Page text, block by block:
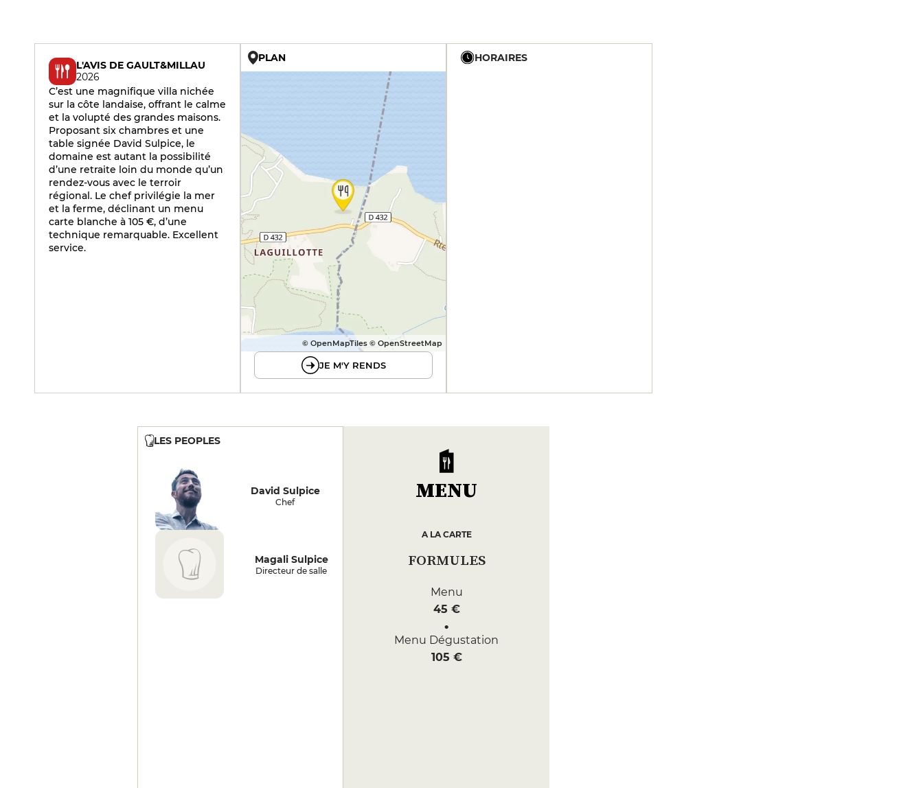
L'AVIS DE GAULT&MILLAU
2026
C’est une magnifique villa nichée
sur la côte landaise, offrant le calme
et la volupté des grandes maisons.
Proposant six chambres et une
table signée David Sulpice, le
domaine est autant la possibilité
d’une retraite loin du monde qu’un
rendez-vous avec le terroir
régional. Le chef privilégie la mer
et la ferme, déclinant un menu
carte blanche à 105 €, d’une
technique remarquable. Excellent
service.
PLAN
© OpenMapTiles © OpenStreetMap
JE M'Y RENDS
HORAIRES
LES PEOPLES
David Sulpice
Chef
Magali Sulpice
Directeur de salle
MENU
A LA CARTE
FORMULES
Menu
45 €
Menu Dégustation
105 €